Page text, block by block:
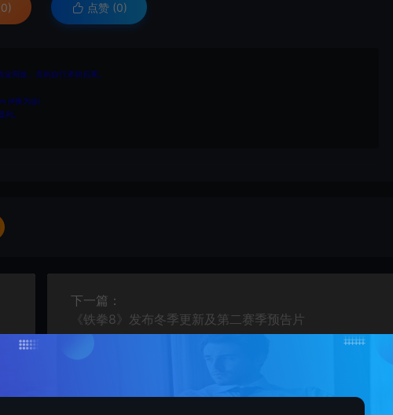
点赞 (0)
用途，否则自行承担后果。
(#换为@)
利。
下一篇：
《铁拳8》发布冬季更新及第二赛季预告片